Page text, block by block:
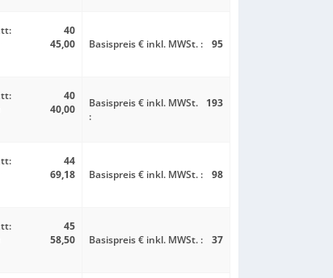
40
45,00 Basispreis € inkl. MWSt. : 95
40
40,00
Basispreis € inkl. MWSt.
:
193
44
69,18 Basispreis € inkl. MWSt. : 98
45
58,50 Basispreis € inkl. MWSt. : 37